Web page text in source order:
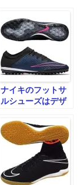
ナイキのフットサ
ルシューズはデザ
い！